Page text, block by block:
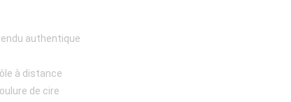
authentique
à distance
de cire